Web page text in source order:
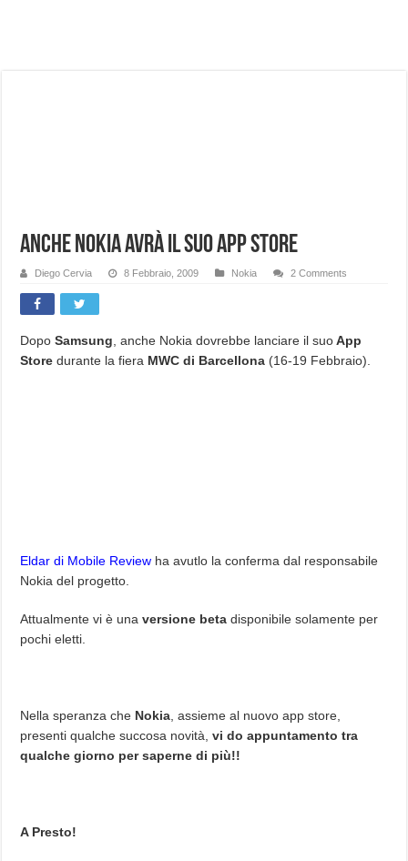
Brondi Amico VERO 4G : Focus su SOS e comandi da remoto
Anche Nokia avrà il suo app store
Diego Cervia 8 Febbraio, 2009 Nokia 2 Comments
DopoSamsung , anche Nokia dovrebbe lanciare il suoApp
Store durante la fiera MWC di Barcellona (16-19 Febbraio).
Eldar di Mobile Review ha avutlo la conferma dal responsabile
Nokia del progetto.
Attualmente vi è unaversione beta disponibile solamente per
pochi eletti.
Nella speranza che Nokia , assieme al nuovo app store,
presenti qualche succosa novità,vi do appuntamento tra
qualche giorno per saperne di più!!
A Presto!